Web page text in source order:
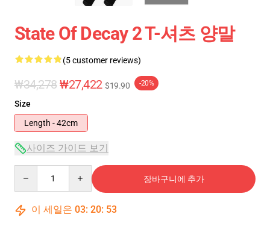
State Of Decay 2 T-셔츠 양말
(5 customer reviews)
₩34,278₩27,422 $19.90 -20%
Size
Length - 42cm
사이즈 가이드 보기
장바구니에 추가
이 세일은 03: 20: 52